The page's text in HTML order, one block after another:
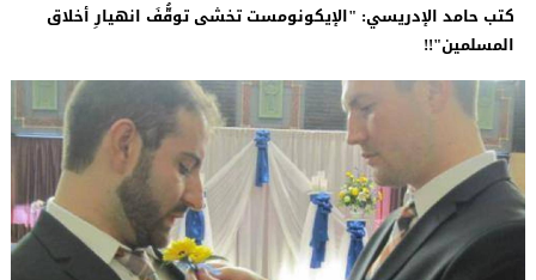
كتب حامد الإدريسي: "الإيكونومست تخشى توقُّفَ انهيارِ أخلاق
المسلمين"!!